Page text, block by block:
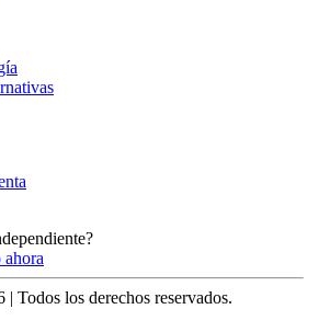
ahora
| Todos los derechos reservados.